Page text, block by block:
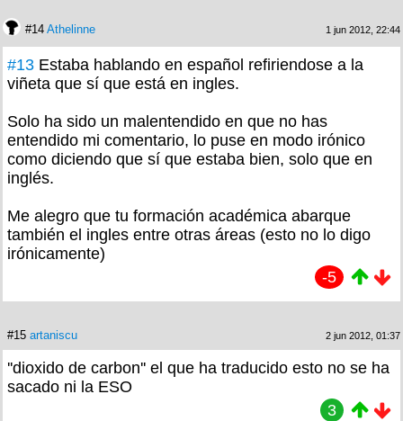
#14 Athelinne 1 jun 2012, 22:44
#13 Estaba hablando en español refiriendose a la
viñeta que sí que está en ingles.
Solo ha sido un malentendido en que no has
entendido mi comentario, lo puse en modo irónico
como diciendo que sí que estaba bien, solo que en
inglés.
Me alegro que tu formación académica abarque
también el ingles entre otras áreas (esto no lo digo
irónicamente)
-5
#15 artaniscu 2 jun 2012, 01:37
''dioxido de carbon'' el que ha traducido esto no se ha
sacado ni la ESO
3